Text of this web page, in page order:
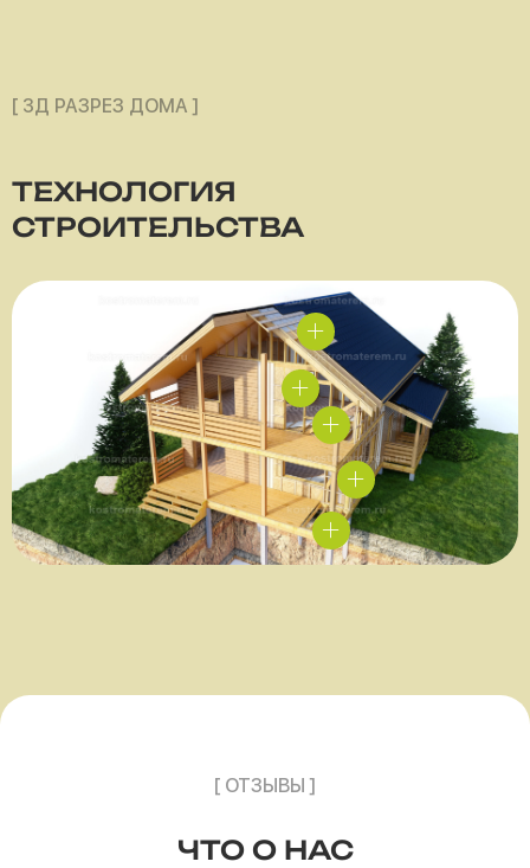
[ 3Д РАЗРЕЗ ДОМА ]
ТЕХНОЛОГИЯ
СТРОИТЕЛЬСТВА
[ ОТЗЫВЫ ]
ЧТО О НАС